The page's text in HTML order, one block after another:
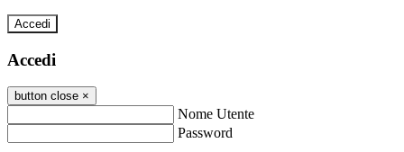
Accedi
Accedi
button close ×
Nome Utente
Password